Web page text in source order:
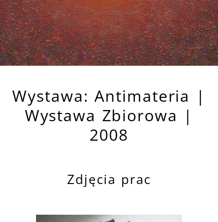
Wystawa: Antimateria |
Wystawa Zbiorowa |
2008
Zdjęcia prac